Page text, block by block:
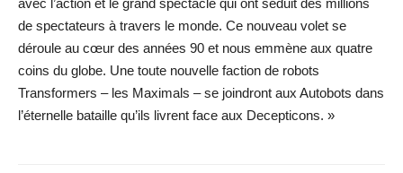
avec l’action et le grand spectacle qui ont séduit des millions
de spectateurs à travers le monde. Ce nouveau volet se
déroule au cœur des années 90 et nous emmène aux quatre
coins du globe. Une toute nouvelle faction de robots
Transformers – les Maximals – se joindront aux Autobots dans
l’éternelle bataille qu’ils livrent face aux Decepticons. »